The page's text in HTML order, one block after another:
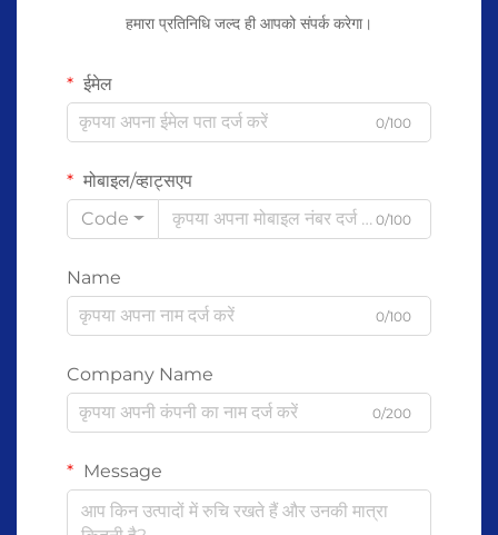
हमारा प्रतिनिधि जल्द ही आपको संपर्क करेगा।
ईमेल
0/100
मोबाइल/व्हाट्सएप
Code
0/100
Name
0/100
Company Name
0/200
Message